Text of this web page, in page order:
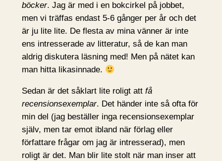
böcker. Jag är med i en bokcirkel på jobbet,
men vi träffas endast 5-6 gånger per år och det
är ju lite lite. De flesta av mina vänner är inte
ens intresserade av litteratur, så de kan man
aldrig diskutera läsning med! Men på nätet kan
man hitta likasinnade.
Sedan är det såklart lite roligt att få
recensionsexemplar. Det händer inte så ofta för
min del (jag beställer inga recensionsexemplar
själv, men tar emot ibland när förlag eller
författare frågar om jag är intresserad), men
roligt är det. Man blir lite stolt när man inser att